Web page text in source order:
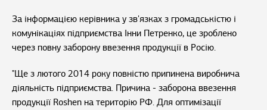
За інформацією керівника у зв'язках з громадськістю і
комунікаціях підприємства Інни Петренко, це зроблено
через повну заборону ввезення продукції в Росію.
"Ще з лютого 2014 року повністю припинена виробнича
діяльність підприємства. Причина - заборона ввезення
продукції Roshen на територію РФ. Для оптимізації